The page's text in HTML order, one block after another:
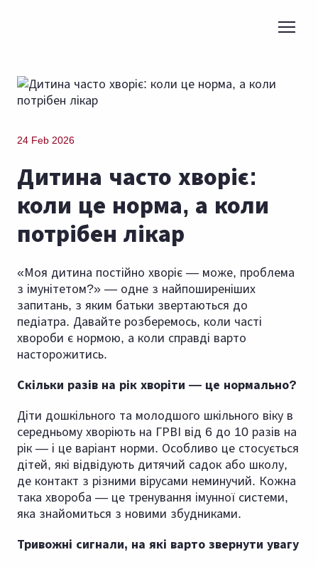
24 Feb 2026
Дитина часто хворіє:
коли це норма, а коли
потрібен лікар
«Моя дитина постійно хворіє — може, проблема
з імунітетом?» — одне з найпоширеніших
запитань, з яким батьки звертаються до
педіатра. Давайте розберемось, коли часті
хвороби є нормою, а коли справді варто
насторожитись.
Скільки разів на рік хворіти — це нормально?
Діти дошкільного та молодшого шкільного віку в
середньому хворіють на ГРВІ від 6 до 10 разів на
рік — і це варіант норми. Особливо це стосується
дітей, які відвідують дитячий садок або школу,
де контакт з різними вірусами неминучий. Кожна
така хвороба — це тренування імунної системи,
яка знайомиться з новими збудниками.
Тривожні сигнали, на які варто звернути увагу